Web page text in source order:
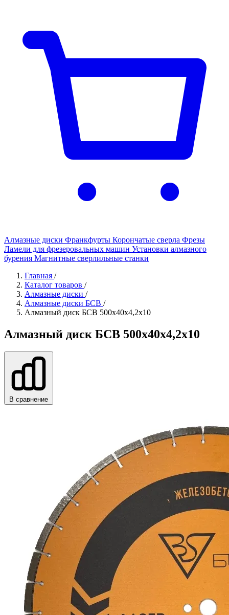
Алмазные диски Франкфурты Корончатые сверла Фрезы
Ламели для фрезеровальных машин Установки алмазного
бурения Магнитные сверлильные станки
Главная /
Каталог товаров /
Алмазные диски /
Алмазные диски БСВ /
Алмазный диск БСВ 500x40х4,2х10
Алмазный диск БСВ 500x40х4,2х10
В сравнение